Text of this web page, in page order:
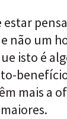
estar
não um
isto é
mais a